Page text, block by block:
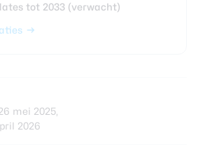
tot 2033 (verwacht)
mei 2025,
2026